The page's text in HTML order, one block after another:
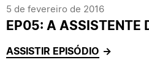
5 de fevereiro de 2016
EP05: A ASSISTENTE
ASSISTIR EPISÓDIO